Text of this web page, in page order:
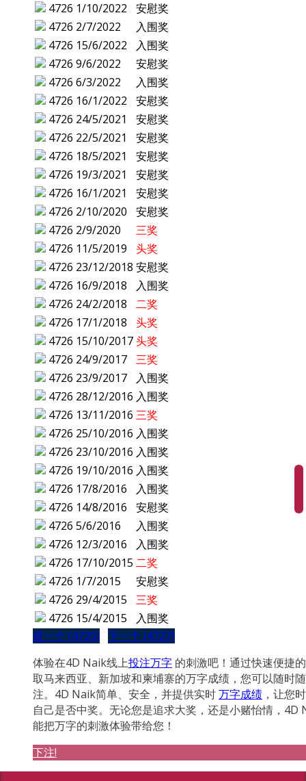
4726 1/10/2022
安慰奖
4726 2/7/2022
入围奖
4726 15/6/2022
入围奖
4726 9/6/2022
安慰奖
4726 6/3/2022
入围奖
4726 16/1/2022
安慰奖
4726 24/5/2021
安慰奖
4726 22/5/2021
安慰奖
4726 18/5/2021
安慰奖
4726 19/3/2021
安慰奖
4726 16/1/2021
安慰奖
4726 2/10/2020
安慰奖
4726 2/9/2020
三奖
4726 11/5/2019
头奖
4726 23/12/2018 安慰奖
4726 16/9/2018
入围奖
4726 24/2/2018
二奖
4726 17/1/2018
头奖
4726 15/10/2017头奖
4726 24/9/2017 三奖
4726 23/9/2017
入围奖
4726 28/12/2016 入围奖
4726 13/11/2016 三奖
4726 25/10/2016 入围奖
4726 23/10/2016 入围奖
4726 19/10/2016 入围奖
4726 17/8/2016
入围奖
4726 14/8/2016
安慰奖
4726 5/6/2016
入围奖
4726 12/3/2016
入围奖
4726 17/10/2015 二奖
4726 1/7/2015
安慰奖
4726 29/4/2015
三奖
4726 15/4/2015
入围奖
是一个 (4725) 下一个 (4727)
体验在4D Naik线上投注万字 的刺激吧！通过快速便捷
取马来西亚、新加坡和柬埔寨的万字成绩，您可以随时
注。4D Naik简单、安全，并提供实时万字成绩 ，让您
自己是否中奖。无论您是追求大奖，还是小赌怡情，4D
能把万字的刺激体验带给您！
下注!